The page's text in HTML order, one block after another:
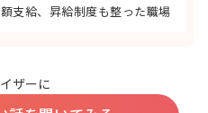
支給、昇給制度も整った職場
ザーに